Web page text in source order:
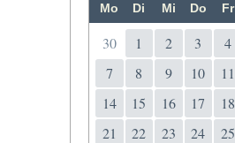
Mo Di Mi Do Fr
30 1 2 3 4
7
8 9 10 11
14
15 16 17 18
21
22 23 24 25